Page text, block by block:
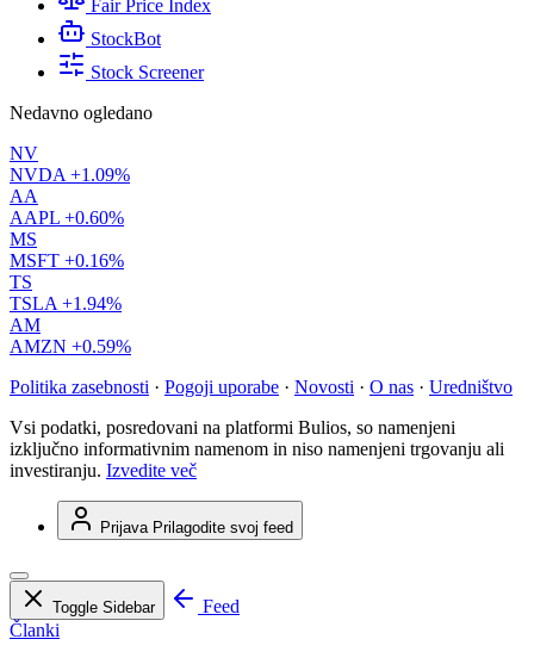
Fair Price Index
StockBot
Stock Screener
Nedavno ogledano
NV
NVDA +1.09%
AA
AAPL +0.60%
MS
MSFT +0.16%
TS
TSLA +1.94%
AM
AMZN +0.59%
Politika zasebnosti · Pogoji uporabe · Novosti · O nas · Uredništvo
Vsi podatki, posredovani na platformi Bulios, so namenjeni
izključno informativnim namenom in niso namenjeni trgovanju ali
investiranju. Izvedite več
Prijava Prilagodite svoj feed
Toggle Sidebar
Feed
Članki